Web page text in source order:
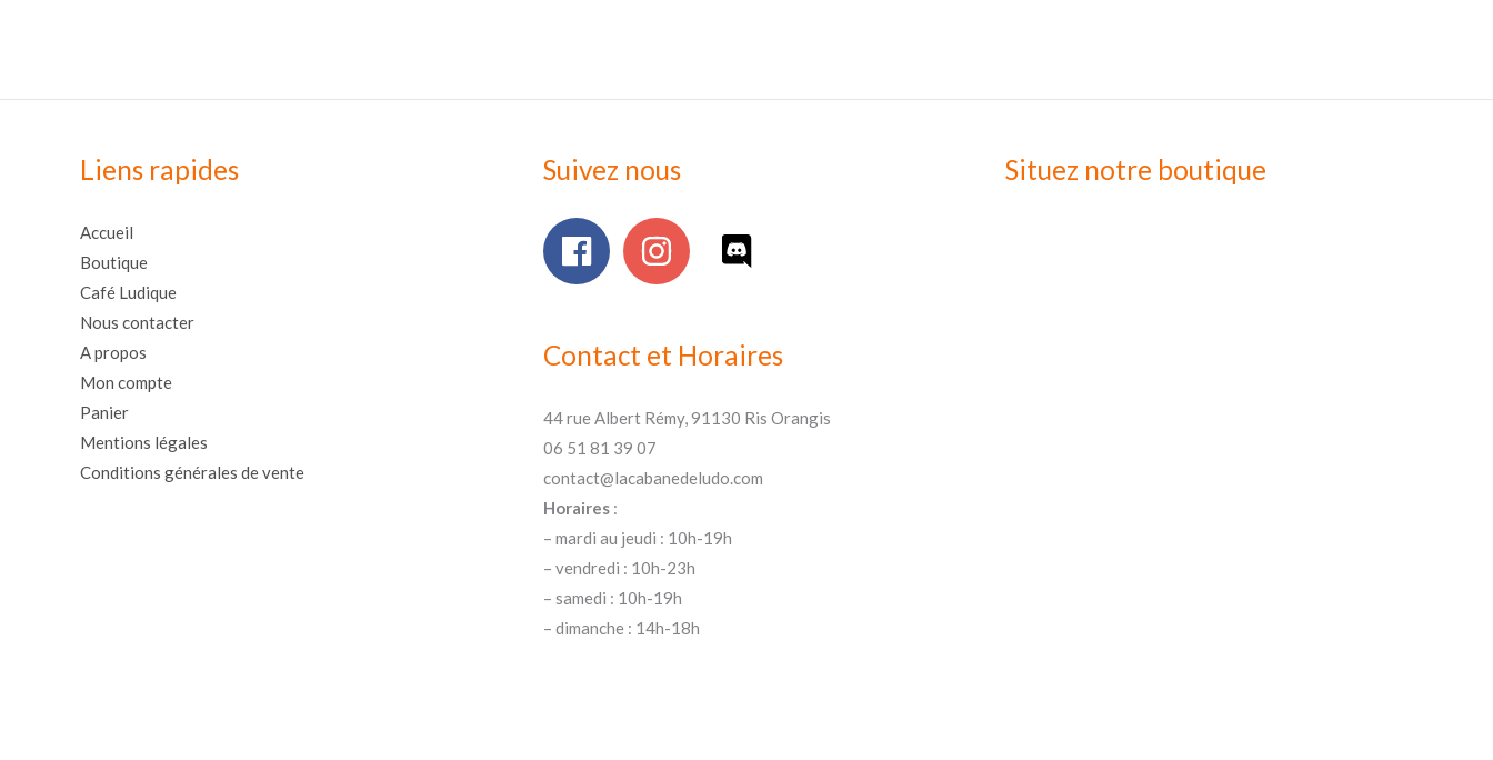
Liens rapides
Accueil
Boutique
Café Ludique
Nous contacter
A propos
Mon compte
Panier
Mentions légales
Conditions générales de vente
Suivez nous
Contact et Horaires
44 rue Albert Rémy, 91130 Ris Orangis
06 51 81 39 07
contact@lacabanedeludo.com
Horaires:
– mardi au jeudi : 10h-19h
– vendredi : 10h-23h
– samedi : 10h-19h
– dimanche : 14h-18h
Situez notre boutique